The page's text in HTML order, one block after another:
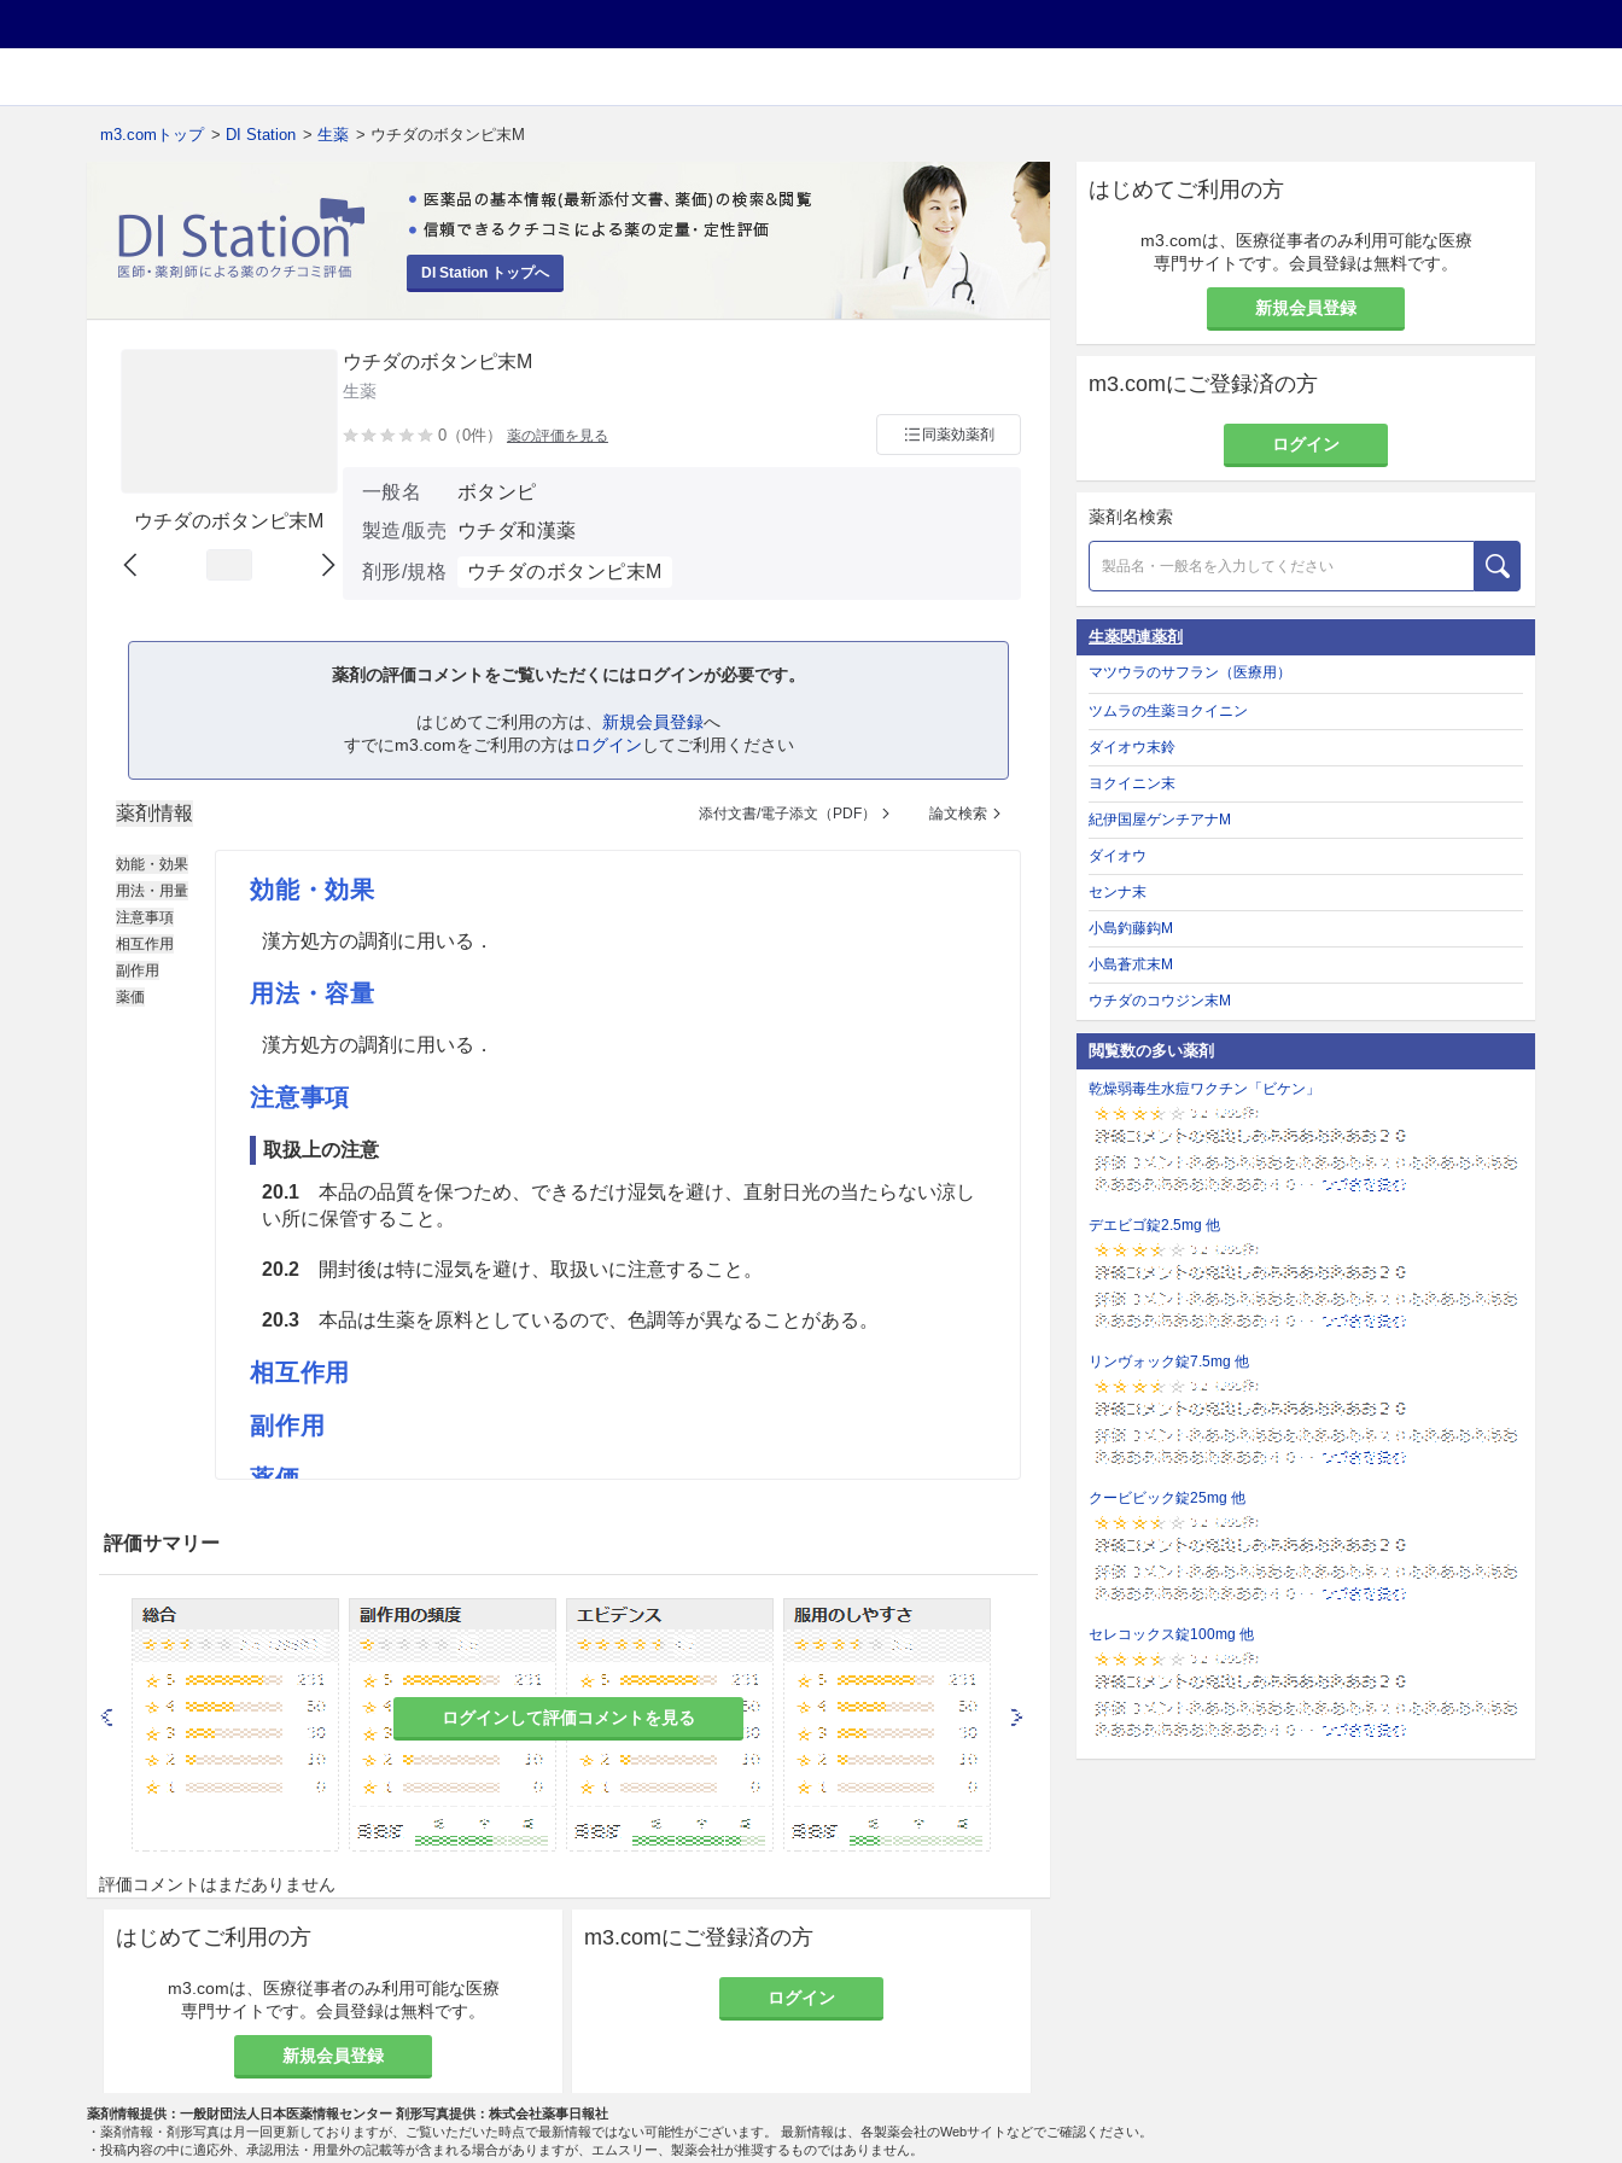
m3.comトップ > DI Station > 生薬 > ウチダのボタンピ末M
DI Station トップへ
ウチダのボタンピ末M
ウチダのボタンピ末M
生薬
0（0件） 薬の評価を見る 同薬効薬剤
一般名
ボタンピ
製造/販売
ウチダ和漢薬
剤形/規格
ウチダのボタンピ末M
薬剤の評価コメントをご覧いただくにはログインが必要です。
はじめてご利用の方は、 新規会員登録へ
すでにm3.comをご利用の方はログイン してご利用ください
薬剤情報 添付文書/電子添文（PDF） 論文検索
効能・効果
用法・用量
注意事項
相互作用
副作用
薬価
効能・効果
漢方処方の調剤に用いる．
用法・容量
漢方処方の調剤に用いる．
注意事項
取扱上の注意
20.1本品の品質を保つため、できるだけ湿気を避け、直射日光の当たらない涼し
い所に保管すること。
20.2開封後は特に湿気を避け、取扱いに注意すること。
20.3本品は生薬を原料としているので、色調等が異なることがある。
相互作用
副作用
薬価
評価サマリー
ログインして評価コメントを見る
評価コメントはまだありません
はじめてご利用の方
m3.comは、医療従事者のみ利用可能な医療
専門サイトです。会員登録は無料です。
新規会員登録
m3.comにご登録済の方
ログイン
はじめてご利用の方
m3.comは、医療従事者のみ利用可能な医療
専門サイトです。会員登録は無料です。
新規会員登録
m3.comにご登録済の方
ログイン
薬剤名検索
生薬関連薬剤
マツウラのサフラン（医療用）
ツムラの生薬ヨクイニン
ダイオウ末鈴
ヨクイニン末
紀伊国屋ゲンチアナM
ダイオウ
センナ末
小島釣藤鈎M
小島蒼朮末M
ウチダのコウジン末M
閲覧数の多い薬剤
乾燥弱毒生水痘ワクチン「ビケン」
デエビゴ錠2.5mg 他
リンヴォック錠7.5mg 他
クービビック錠25mg 他
セレコックス錠100mg 他
薬剤情報提供：一般財団法人日本医薬情報センター 剤形写真提供：株式会社薬事日報社
・薬剤情報・剤形写真は月一回更新しておりますが、ご覧いただいた時点で最新情報ではない可能性がございます。 最新情報は、各製薬会社のWebサイトなどでご確認ください。
・投稿内容の中に適応外、承認用法・用量外の記載等が含まれる場合がありますが、エムスリー、製薬会社が推奨するものではありません。